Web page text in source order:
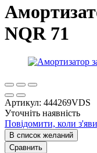
NQR 71
Артикул: 444269VDS
Уточніть наявність
Повідомити, коли
В список желаний
Сравнить